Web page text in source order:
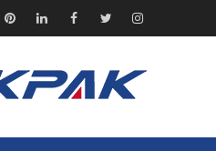
PinterestLinkedinFacebook
TwitterInstagram